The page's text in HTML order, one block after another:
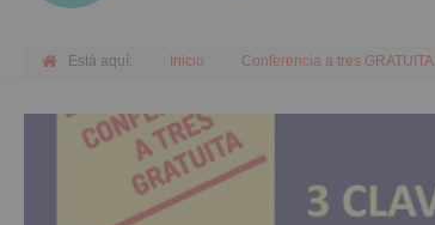
Está aquí: Inicio Conferencia a tres GRATUITA